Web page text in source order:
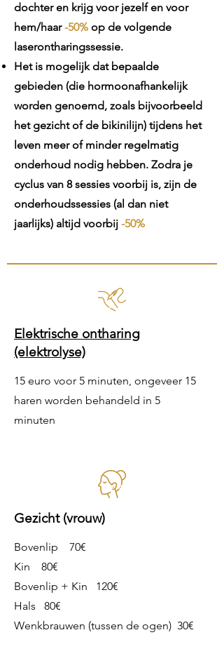
dochter en krijg voor jezelf en voor
hem/haar-50% op de volgende
laserontharingssessie.
Het is mogelijk dat bepaalde
gebieden (die hormoonafhankelijk
worden genoemd, zoals bijvoorbeeld
het gezicht of de bikinilijn) tijdens het
leven meer of minder regelmatig
onderhoud nodig hebben. Zodra je
cyclus van 8 sessies voorbij is, zijn de
onderhoudssessies (al dan niet
jaarlijks) altijd voorbij -50%
Elektrische ontharing
(elektrolyse)
15 euro voor 5 minuten, ongeveer 15
haren worden behandeld in 5
minuten
Gezicht (vrouw)
Bovenlip 70€
Kin 80€
Bovenlip + Kin 120€
Hals 80€
Wenkbrauwen (tussen de ogen) 30€